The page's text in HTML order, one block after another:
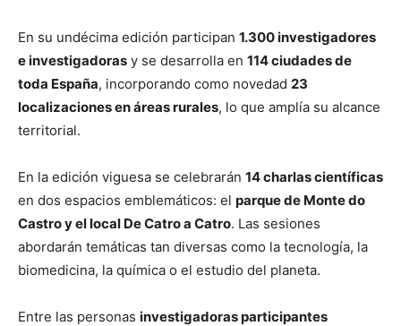
En su undécima edición participan 1.300 investigadores
e investigadoras y se desarrolla en 114 ciudades de
toda España, incorporando como novedad 23
localizaciones en áreas rurales, lo que amplía su alcance
territorial.
En la edición viguesa se celebrarán 14 charlas científicas
en dos espacios emblemáticos: el parque de Monte do
Castro y el local De Catro a Catro. Las sesiones
abordarán temáticas tan diversas como la tecnología, la
biomedicina, la química o el estudio del planeta.
Entre las personas investigadoras participantes